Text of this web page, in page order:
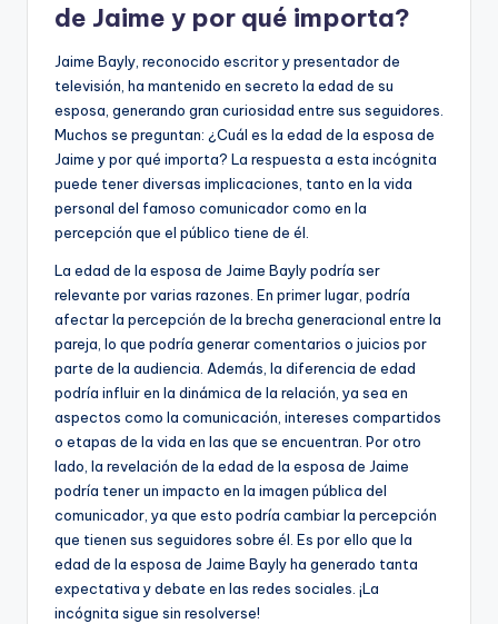
de Jaime y por qué importa?
Jaime Bayly, reconocido escritor y presentador de
televisión, ha mantenido en secreto la edad de su
esposa, generando gran curiosidad entre sus seguidores.
Muchos se preguntan: ¿Cuál es la edad de la esposa de
Jaime y por qué importa? La respuesta a esta incógnita
puede tener diversas implicaciones, tanto en la vida
personal del famoso comunicador como en la
percepción que el público tiene de él.
La edad de la esposa de Jaime Bayly podría ser
relevante por varias razones. En primer lugar, podría
afectar la percepción de la brecha generacional entre la
pareja, lo que podría generar comentarios o juicios por
parte de la audiencia. Además, la diferencia de edad
podría influir en la dinámica de la relación, ya sea en
aspectos como la comunicación, intereses compartidos
o etapas de la vida en las que se encuentran. Por otro
lado, la revelación de la edad de la esposa de Jaime
podría tener un impacto en la imagen pública del
comunicador, ya que esto podría cambiar la percepción
que tienen sus seguidores sobre él. Es por ello que la
edad de la esposa de Jaime Bayly ha generado tanta
expectativa y debate en las redes sociales. ¡La
incógnita sigue sin resolverse!